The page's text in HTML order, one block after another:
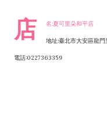
店 名:夏可里朵和平店
地址:臺北市大安區龍
電話:0227363359